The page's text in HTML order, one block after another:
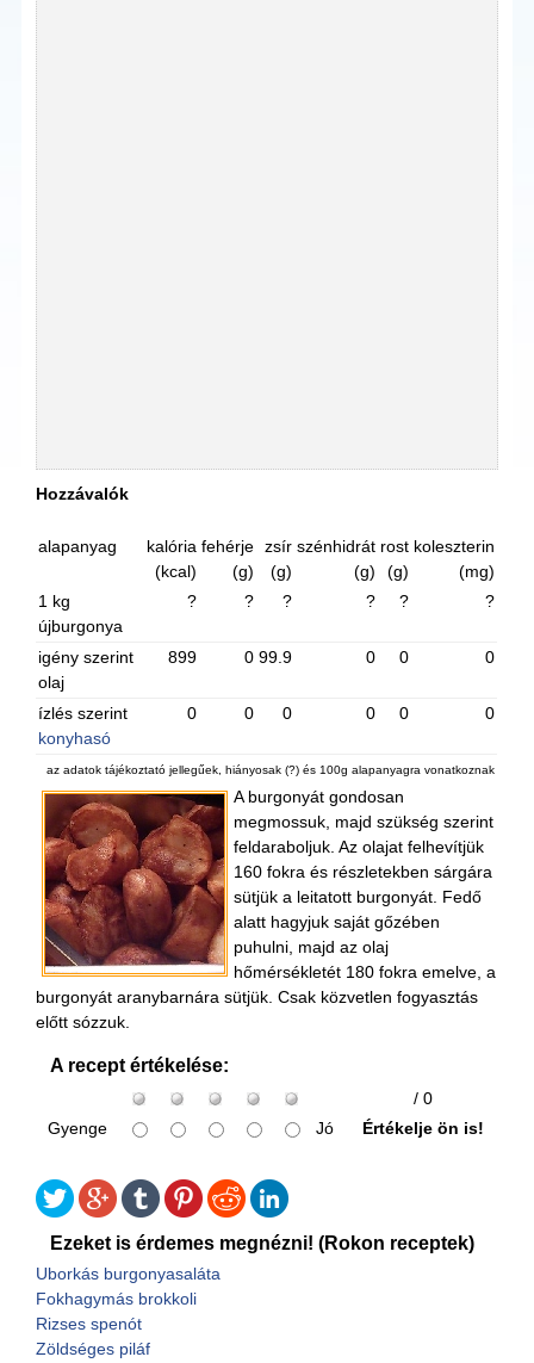
Hozzávalók
alapanyag
kalória
(kcal)
fehérje
(g)
zsír
(g)
szénhidrát
(g)
rost
(g)
koleszterin
(mg)
1 kg
újburgonya
? ? ? ? ? ?
igény szerint
olaj
899 0 99.9 0 0 0
ízlés szerint
konyhasó
0 0 0 0 0 0
az adatok tájékoztató jellegűek, hiányosak (?) és 100g alapanyagra vonatkoznak
A burgonyát gondosan
megmossuk, majd szükség szerint
feldaraboljuk. Az olajat felhevítjük
160 fokra és részletekben sárgára
sütjük a leitatott burgonyát. Fedő
alatt hagyjuk saját gőzében
puhulni, majd az olaj
hőmérsékletét 180 fokra emelve, a
burgonyát aranybarnára sütjük. Csak közvetlen fogyasztás
előtt sózzuk.
A recept értékelése:
/ 0
Gyenge
Jó Értékelje ön is!
Ezeket is érdemes megnézni! (Rokon receptek)
Uborkás burgonyasaláta
Fokhagymás brokkoli
Rizses spenót
Zöldséges piláf